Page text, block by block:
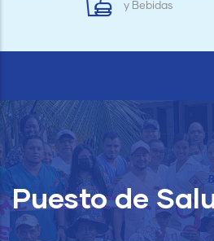
y Bebidas
Puesto de